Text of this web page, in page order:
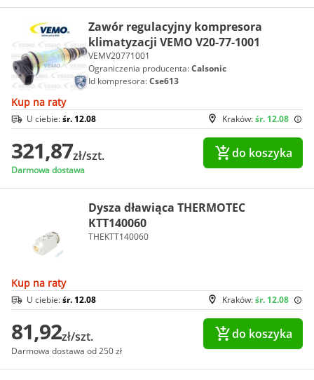
Zawór regulacyjny kompresora
klimatyzacji VEMO V20-77-1001
VEMV20771001
Ograniczenia producenta:Calsonic
Id kompresora:Cse613
Kup na raty
Kraków:śr. 12.08
U ciebie:śr. 12.08
321,87zł/szt.
Darmowa dostawa
do koszyka
Dysza dławiąca THERMOTEC
KTT140060
THEKTT140060
Kup na raty
Kraków:śr. 12.08
U ciebie:śr. 12.08
81,92zł/szt.
Darmowa dostawa od 250 zł
do koszyka